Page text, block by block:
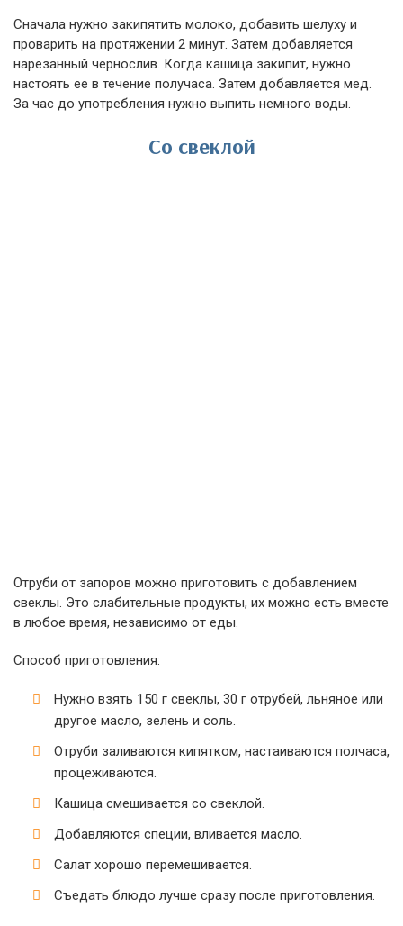
Сначала нужно закипятить молоко, добавить шелуху и
проварить на протяжении 2 минут. Затем добавляется
нарезанный чернослив. Когда кашица закипит, нужно
настоять ее в течение получаса. Затем добавляется мед.
За час до употребления нужно выпить немного воды.
Со свеклой
Отруби от запоров можно приготовить с добавлением
свеклы. Это слабительные продукты, их можно есть вместе
в любое время, независимо от еды.
Способ приготовления:
Нужно взять 150 г свеклы, 30 г отрубей, льняное или
другое масло, зелень и соль.
Отруби заливаются кипятком, настаиваются полчаса,
процеживаются.
Кашица смешивается со свеклой.
Добавляются специи, вливается масло.
Салат хорошо перемешивается.
Съедать блюдо лучше сразу после приготовления.